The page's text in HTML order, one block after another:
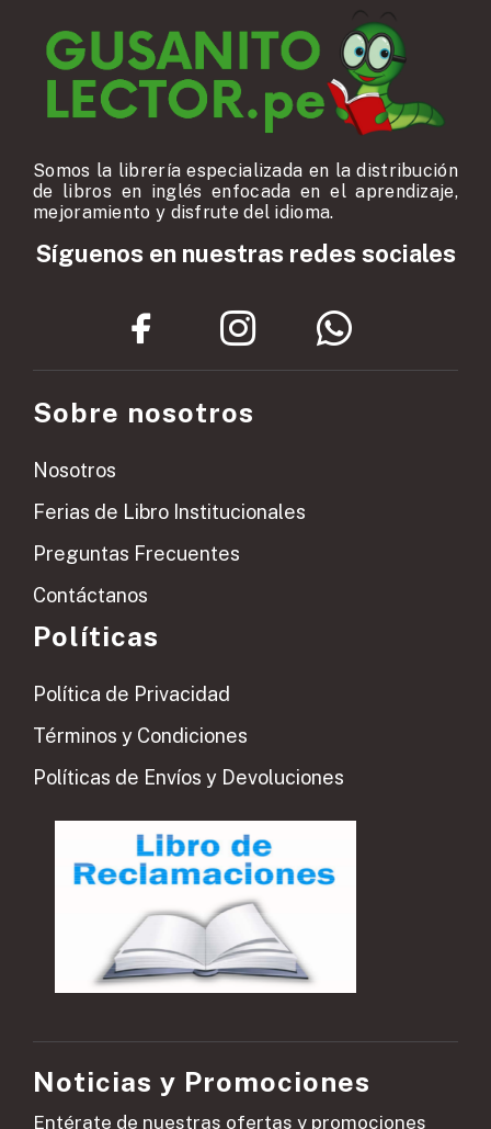
Somos la librería especializada en la distribución
de libros en inglés enfocada en el aprendizaje,
mejoramiento y disfrute del idioma.
Síguenos en nuestras redes sociales
Sobre nosotros
Nosotros
Ferias de Libro Institucionales
Preguntas Frecuentes
Contáctanos
Políticas
Política de Privacidad
Términos y Condiciones
Políticas de Envíos y Devoluciones
Noticias y Promociones
Entérate de nuestras ofertas y promociones